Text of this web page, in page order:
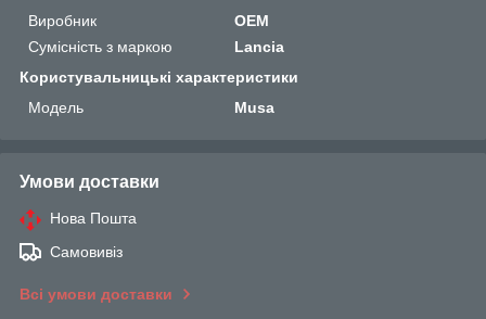
Виробник
OEM
Сумісність з маркою
Lancia
Користувальницькі характеристики
Мoдель
Musa
Умови доставки
Нова Пошта
Самовивіз
Всі умови доставки